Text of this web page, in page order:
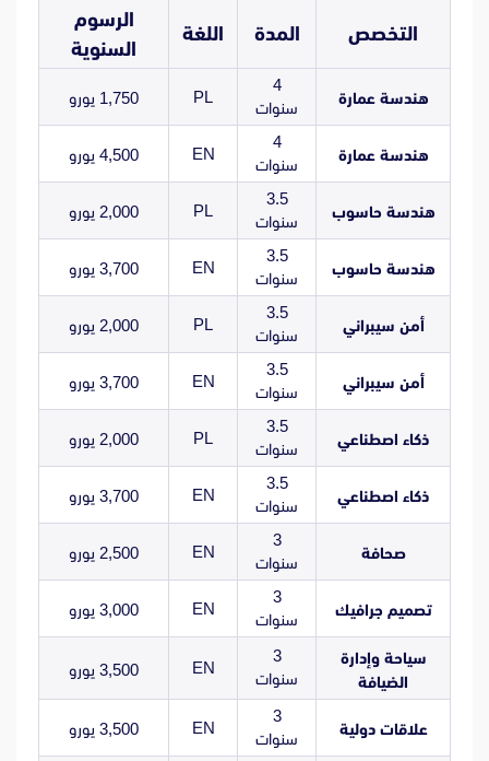
التخصص المدة اللغة
الرسوم
السنوية
هندسة عمارة
4
سنوات
PL 1,750 يورو
هندسة عمارة
4
سنوات
EN 4,500 يورو
هندسة حاسوب
3.5
سنوات
PL 2,000 يورو
هندسة حاسوب
3.5
سنوات
EN 3,700 يورو
أمن سيبراني
3.5
سنوات
PL 2,000 يورو
أمن سيبراني
3.5
سنوات
EN 3,700 يورو
ذكاء اصطناعي
3.5
سنوات
PL 2,000 يورو
ذكاء اصطناعي
3.5
سنوات
EN 3,700 يورو
صحافة
3
سنوات
EN 2,500 يورو
تصميم جرافيك
3
سنوات
EN 3,000 يورو
سياحة وإدارة
الضيافة
3
سنوات
EN 3,500 يورو
علاقات دولية
3
سنوات
EN 3,500 يورو